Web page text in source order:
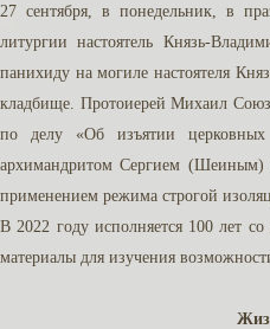
27 сентября, в понедельник, в
литургии настоятель Князь-
панихиду на могиле настоятеля
кладбище. Протоиерей Михаил
по делу «Об изъятии
архимандритом Сергием
применением режима строгой
В 2022 году исполняется 100 лет
материалы для изучения